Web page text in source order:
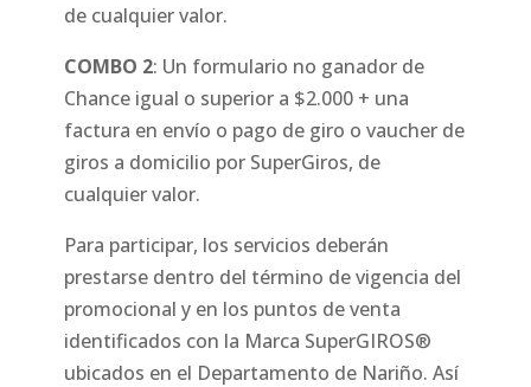
de cualquier valor.
COMBO 2: Un formulario no ganador de
Chance igual o superior a $2.000 + una
factura en envío o pago de giro o vaucher de
giros a domicilio por SuperGiros, de
cualquier valor.
Para participar, los servicios deberán
prestarse dentro del término de vigencia del
promocional y en los puntos de venta
identificados con la Marca SuperGIROS®
ubicados en el Departamento de Nariño. Así